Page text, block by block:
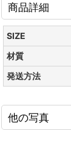
商品詳細
SIZE
材質
発送方法
他の写真